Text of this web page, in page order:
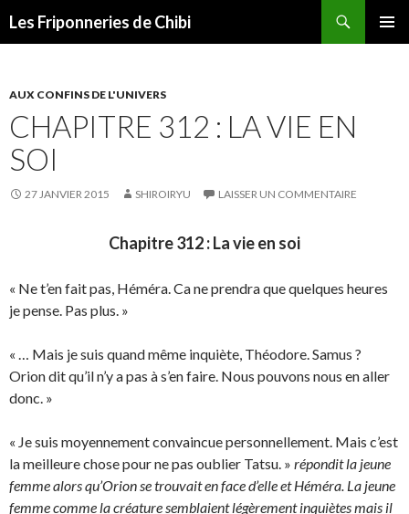
Les Friponneries de Chibi
AUX CONFINS DE L'UNIVERS
CHAPITRE 312 : LA VIE EN
SOI
27 JANVIER 2015 SHIROIRYU LAISSER UN COMMENTAIRE
Chapitre 312 : La vie en soi
« Ne t’en fait pas, Héméra. Ca ne prendra que quelques heures
je pense. Pas plus. »
« … Mais je suis quand même inquiète, Théodore. Samus ?
Orion dit qu’il n’y a pas à s’en faire. Nous pouvons nous en aller
donc. »
« Je suis moyennement convaincue personnellement. Mais c’est
la meilleure chose pour ne pas oublier Tatsu. » répondit la jeune
femme alors qu’Orion se trouvait en face d’elle et Héméra. La jeune
femme comme la créature semblaient légèrement inquiètes mais il